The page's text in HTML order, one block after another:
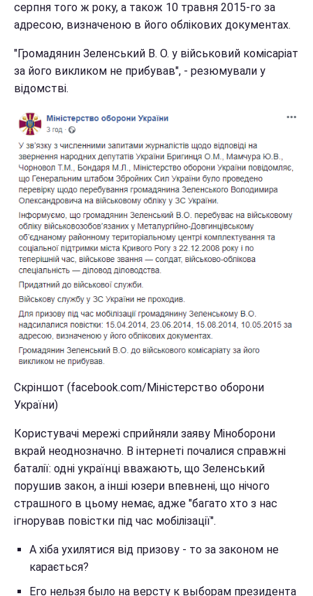
серпня того ж року, а також 10 травня 2015-го за
адресою, визначеною в його облікових документах.
"Громадянин Зеленський В. О. у військовий комісаріат
за його викликом не прибував", - резюмували у
відомстві.
Скріншот (facebook.com/Міністерство оборони
України)
Користувачі мережі сприйняли заяву Міноборони
вкрай неоднозначно. В інтернеті почалися справжні
баталії: одні українці вважають, що Зеленський
порушив закон, а інші юзери впевнені, що нічого
страшного в цьому немає, адже "багато хто з нас
ігнорував повістки під час мобілізації".
А хіба ухилятися від призову - то за законом не
карається?
Его нельзя было на версту к выборам президента